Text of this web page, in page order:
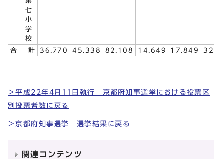
七
小
学
校
合
計 36,770 45,338 82,108 14,649 17,849
＞平成22年4月11日執行 京都府知事選挙における投票区
別投票者数に戻る
＞京都府知事選挙 選挙結果に戻る
関連コンテンツ